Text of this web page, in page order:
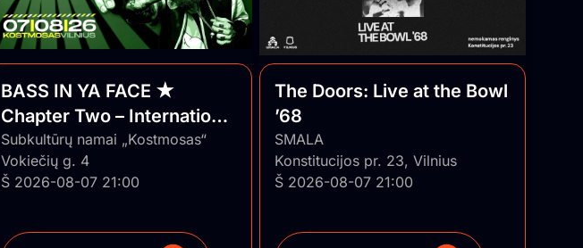
BASS IN YA FACE ★
Chapter Two – International
Series ★ Vilnius/Lithuania
Subkultūrų namai „Kostmosas“
Vokiečių g. 4
Š 2026-08-07 21:00
The Doors: Live at the Bowl
’68
SMALA
Konstitucijos pr. 23, Vilnius
Š 2026-08-07 21:00